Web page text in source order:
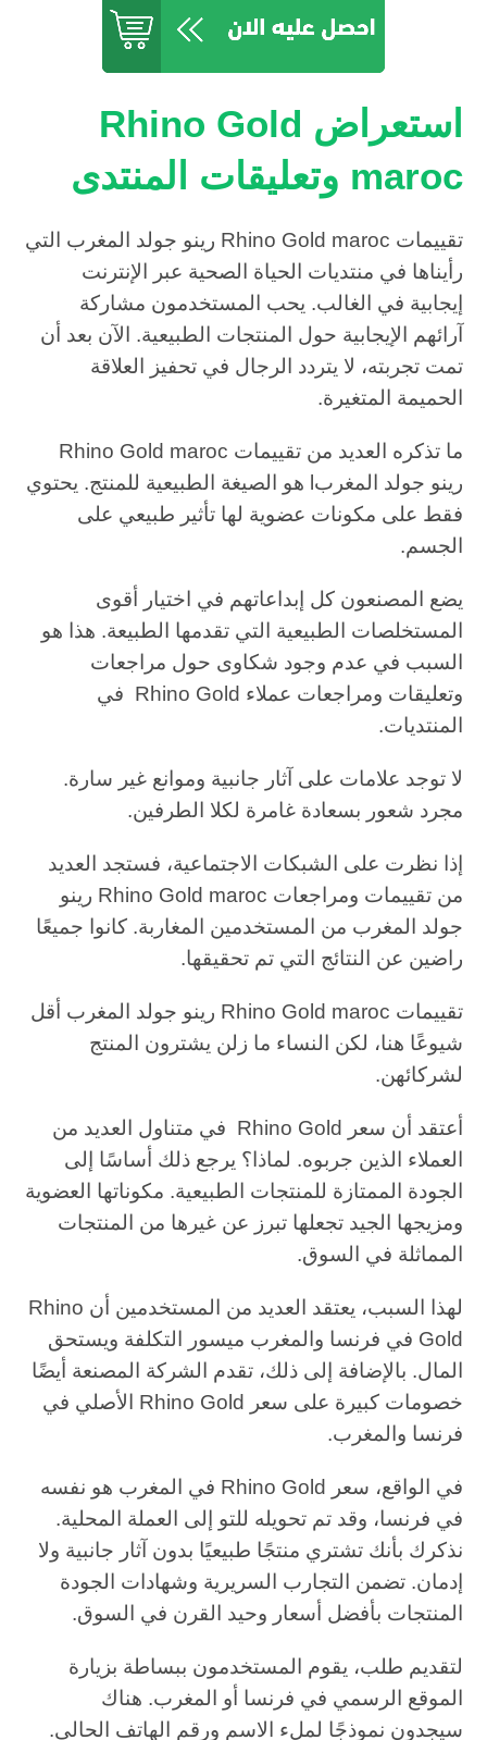
استعراض Rhino Gold
maroc وتعليقات المنتدى
تقييمات Rhino Gold maroc رينو جولد المغرب التي
رأيناها في منتديات الحياة الصحية عبر الإنترنت
إيجابية في الغالب. يحب المستخدمون مشاركة
آرائهم الإيجابية حول المنتجات الطبيعية. الآن بعد أن
تمت تجربته، لا يتردد الرجال في تحفيز العلاقة
الحميمة المتغيرة.
ما تذكره العديد من تقييمات Rhino Gold maroc
رينو جولد المغربl هو الصيغة الطبيعية للمنتج. يحتوي
فقط على مكونات عضوية لها تأثير طبيعي على
الجسم.
يضع المصنعون كل إبداعاتهم في اختيار أقوى
المستخلصات الطبيعية التي تقدمها الطبيعة. هذا هو
السبب في عدم وجود شكاوى حول مراجعات
وتعليقات ومراجعات عملاء Rhino Gold في
المنتديات.
لا توجد علامات على آثار جانبية وموانع غير سارة.
مجرد شعور بسعادة غامرة لكلا الطرفين.
إذا نظرت على الشبكات الاجتماعية، فستجد العديد
من تقييمات ومراجعات Rhino Gold maroc رينو
جولد المغرب من المستخدمين المغاربة. كانوا جميعًا
راضين عن النتائج التي تم تحقيقها.
تقييمات Rhino Gold maroc رينو جولد المغرب أقل
شيوعًا هنا، لكن النساء ما زلن يشترون المنتج
لشركائهن.
أعتقد أن سعر Rhino Gold في متناول العديد من
العملاء الذين جربوه. لماذا؟ يرجع ذلك أساسًا إلى
الجودة الممتازة للمنتجات الطبيعية. مكوناتها العضوية
ومزيجها الجيد تجعلها تبرز عن غيرها من المنتجات
المماثلة في السوق.
لهذا السبب، يعتقد العديد من المستخدمين أن Rhino
Gold في فرنسا والمغرب ميسور التكلفة ويستحق
المال. بالإضافة إلى ذلك، تقدم الشركة المصنعة أيضًا
خصومات كبيرة على سعر Rhino Gold الأصلي في
فرنسا والمغرب.
في الواقع، سعر Rhino Gold في المغرب هو نفسه
في فرنسا، وقد تم تحويله للتو إلى العملة المحلية.
نذكرك بأنك تشتري منتجًا طبيعيًا بدون آثار جانبية ولا
إدمان. تضمن التجارب السريرية وشهادات الجودة
المنتجات بأفضل أسعار وحيد القرن في السوق.
لتقديم طلب، يقوم المستخدمون ببساطة بزيارة
الموقع الرسمي في فرنسا أو المغرب. هناك
سيجدون نموذجًا لملء الاسم ورقم الهاتف الحالي.